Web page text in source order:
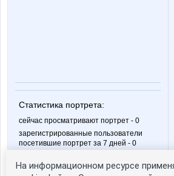
Статистика портрета:
сейчас просматривают портрет - 0
зарегистрированные пользователи
посетившие портрет за 7 дней - 0
На информационном ресурсе